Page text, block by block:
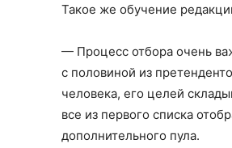
Такое же обучение
— Процесс отбора очень
с половиной из
человека, его целей
все из первого списка
дополнительного пула.